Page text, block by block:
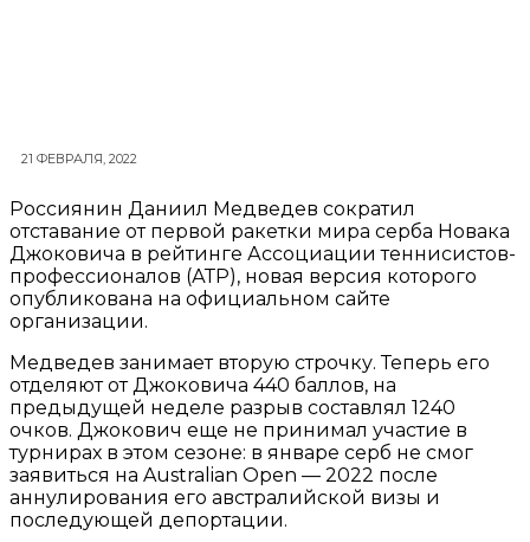
21 ФЕВРАЛЯ, 2022
Россиянин Даниил Медведев сократил
отставание от первой ракетки мира серба Новака
Джоковича в рейтинге Ассоциации теннисистов-
профессионалов (АТР), новая версия которого
опубликована на официальном сайте
организации.
Медведев занимает вторую строчку. Теперь его
отделяют от Джоковича 440 баллов, на
предыдущей неделе разрыв составлял 1240
очков. Джокович еще не принимал участие в
турнирах в этом сезоне: в январе серб не смог
заявиться на Australian Open — 2022 после
аннулирования его австралийской визы и
последующей депортации.